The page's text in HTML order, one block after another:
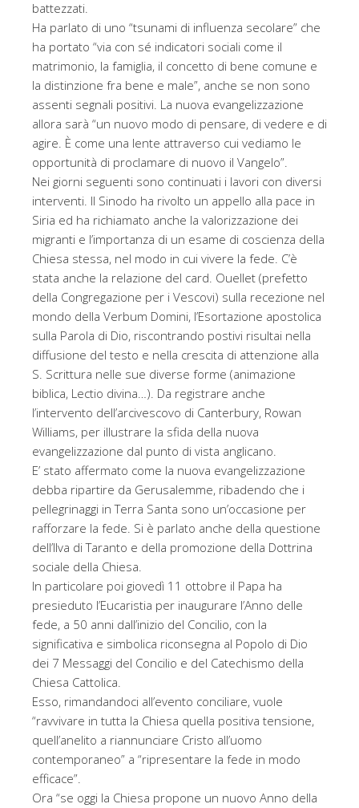
battezzati.
Ha parlato di uno “tsunami di influenza secolare” che
ha portato “via con sé indicatori sociali come il
matrimonio, la famiglia, il concetto di bene comune e
la distinzione fra bene e male”, anche se non sono
assenti segnali positivi. La nuova evangelizzazione
allora sarà “un nuovo modo di pensare, di vedere e di
agire. È come una lente attraverso cui vediamo le
opportunità di proclamare di nuovo il Vangelo”.
Nei giorni seguenti sono continuati i lavori con diversi
interventi. Il Sinodo ha rivolto un appello alla pace in
Siria ed ha richiamato anche la valorizzazione dei
migranti e l’importanza di un esame di coscienza della
Chiesa stessa, nel modo in cui vivere la fede. C’è
stata anche la relazione del card. Ouellet (prefetto
della Congregazione per i Vescovi) sulla recezione nel
mondo della Verbum Domini, l’Esortazione apostolica
sulla Parola di Dio, riscontrando postivi risultai nella
diffusione del testo e nella crescita di attenzione alla
S. Scrittura nelle sue diverse forme (animazione
biblica, Lectio divina…). Da registrare anche
l’intervento dell’arcivescovo di Canterbury, Rowan
Williams, per illustrare la sfida della nuova
evangelizzazione dal punto di vista anglicano.
E’ stato affermato come la nuova evangelizzazione
debba ripartire da Gerusalemme, ribadendo che i
pellegrinaggi in Terra Santa sono un’occasione per
rafforzare la fede. Si è parlato anche della questione
dell’Ilva di Taranto e della promozione della Dottrina
sociale della Chiesa.
In particolare poi giovedì 11 ottobre il Papa ha
presieduto l’Eucaristia per inaugurare l’Anno delle
fede, a 50 anni dall’inizio del Concilio, con la
significativa e simbolica riconsegna al Popolo di Dio
dei 7 Messaggi del Concilio e del Catechismo della
Chiesa Cattolica.
Esso, rimandandoci all’evento conciliare, vuole
“ravvivare in tutta la Chiesa quella positiva tensione,
quell’anelito a riannunciare Cristo all’uomo
contemporaneo” a “ripresentare la fede in modo
efficace”.
Ora “se oggi la Chiesa propone un nuovo Anno della